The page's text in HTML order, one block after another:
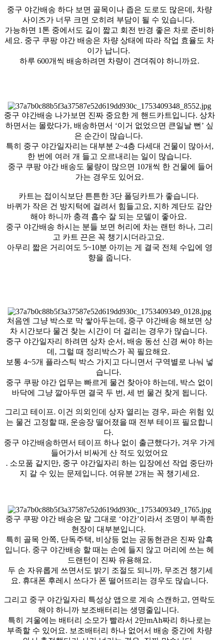
중구 야간배송 하다 보면 골목이나 좁은 도로도 많은데, 차량
사이즈가 너무 크면 오히려 부담이 될 수 있습니다.
가능하면 1톤 중에서도 길이 짧고 회전 반경 좋은 차로 준비하
세요. 중구 쿠팡 야간 배송은 차량 상태에 따라 작업 효율도 차
이가 납니다.
하루 600개씩 배송하려면 차량이 견뎌줘야 하니까요.
중구 야간배송 나가보면 진짜 중요한 게 핸드카트입니다. 상차
하면서는 몰랐다가, 배송하면서 ‘이거 없었으면 큰일날 뻔’ 싶
은 순간이 많습니다.
특히 중구 야간일자리는 대부분 2~4층 다세대 건물이 많아서,
한 번에 여러 개 들고 오르내리는 일이 많습니다.
중구 쿠팡 야간 배송도 물량이 많으면 10개씩 한 건물에 들어
가는 경우도 있어요.
카트는 접이식보단 튼튼한 3단 폴딩카트가 좋습니다.
바퀴가 작은 건 방지턱에 걸려서 힘들고요, 지하 계단도 감안
해야 하니까 충격 흡수 잘 되는 모델이 좋아요.
중구 야간배송 하시는 분들 보면 허리에 차는 랜턴 하나, 그리
고 카트 끈은 꼭 챙기시더라고요.
아무리 짧은 거리여도 5~10분 아끼는 게 결국 전체 수입에 영
향을 줍니다.
처음엔 그냥 박스로 막 쌓아두는데, 중구 야간배송 해보면 상
차 시간보다 물건 찾는 시간이 더 걸리는 경우가 많습니다.
중구 야간일자리 하려면 상차 순서, 배송 동선 신경 써야 하는
데, 그럴 때 정리박스가 꼭 필요해요.
보통 4~5개 플라스틱 박스 가지고 다니면서 구역별로 나눠 넣
습니다.
중구 쿠팡 야간 업무는 빠르게 물건 찾아야 하는데, 박스 없이
바닥에 그냥 깔아두면 결국 두 번, 세 번 물건 찾게 됩니다.
그리고 테이프. 이건 의외인데 상자 열리는 경우, 파손 위험 있
는 물건 고정할 때, 운송장 떨어졌을 때 전부 테이프 필요합니
다.
중구 야간배송하면서 테이프 하나 없이 출근했다가, 겨우 가게
들어가서 비싸게 산 적도 있었어요
. 소모품 같지만, 중구 야간일자리 하는 입장에선 작업 중단까
지 갈 수 있는 문제입니다. 여유분 2개는 꼭 챙기세요.
중구 쿠팡 야간 배송은 말 그대로 ‘야간’이라서 조명이 부족한
현장이 대부분입니다.
특히 골목 안쪽, 단독주택, 비상등 없는 공동현관은 진짜 암흑
입니다. 중구 야간배송 할 때는 손에 들지 않고 머리에 쓰는 헤
드랜턴이 진짜 유용해요.
두 손 자유롭게 쓰면서도 밝기 조절도 되니까, 무조건 챙기세
요. 휴대폰 후레시 쓰다가 폰 떨어뜨리는 경우도 많습니다.
그리고 중구 야간일자리 특성상 앱으로 계속 스캔하고, 연락도
해야 하니까 보조배터리는 생명줄입니다.
특히 겨울에는 배터리 소모가 빨라서 2만mAh짜리 하나로는
부족할 수 있어요. 보조배터리 하나 없어서 배송 중간에 차량